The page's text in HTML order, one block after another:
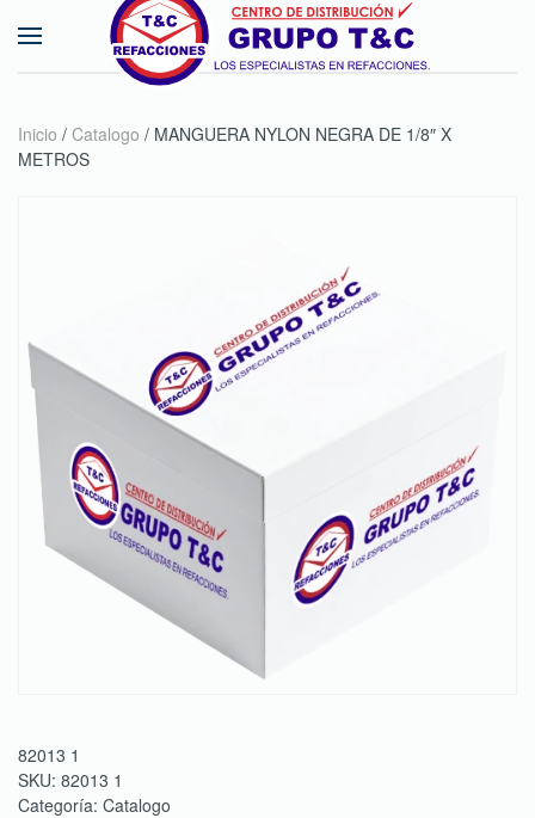
Skip to main content
Inicio / Catalogo / MANGUERA NYLON NEGRA DE 1/8″ X
METROS
82013 1
SKU: 82013 1
Categoría: Catalogo